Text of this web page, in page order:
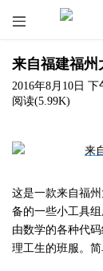

来自福建福州
2016年8月10日 下
阅读(5.99K)
这是一款来自福
备的一些小工具
由数学的各种代
理工生的班服。